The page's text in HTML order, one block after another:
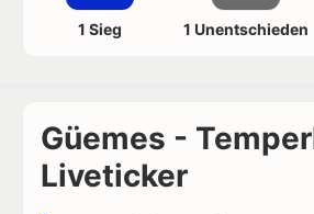
1 Sieg 1 Unentschieden
Güemes -
Liveticker